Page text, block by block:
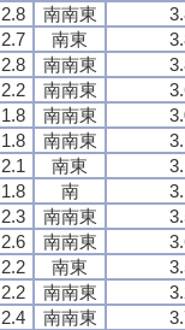
2.8 南南東
2.7 南東
2.8 南南東
2.2 南南東
1.8 南南東
1.8 南南東
2.1 南東
1.8 南
2.3 南南東
2.6 南南東
2.2 南東
2.2 南南東
2.4 南南東